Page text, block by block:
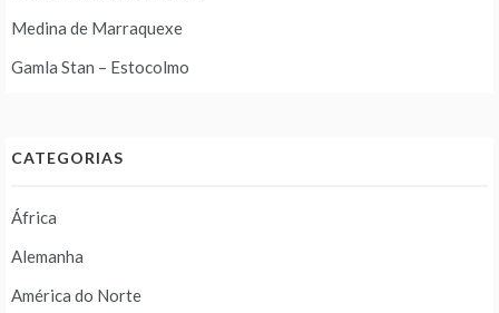
Medina de Marraquexe
Gamla Stan – Estocolmo
CATEGORIAS
África
Alemanha
América do Norte